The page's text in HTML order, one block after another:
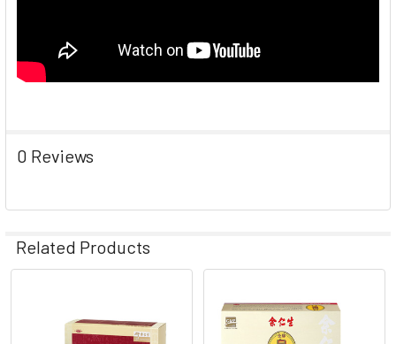
0 Reviews
Related Products
Related